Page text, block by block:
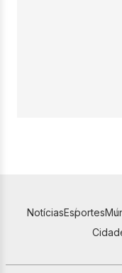
NotíciasEsportes